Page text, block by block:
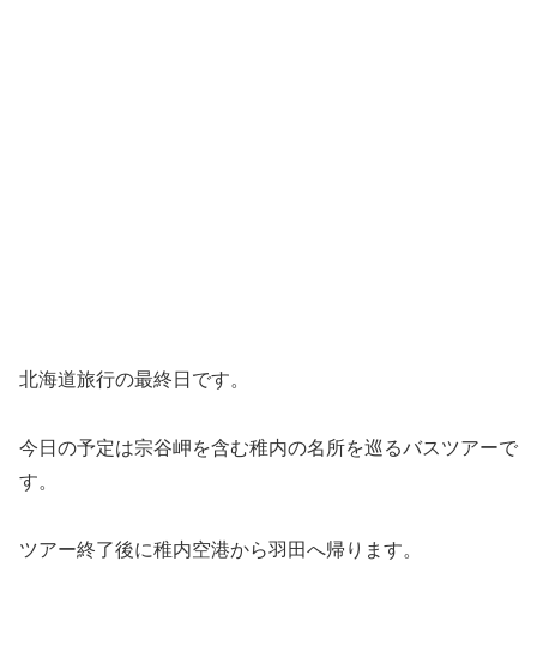
北海道旅行の最終日です。
今日の予定は宗谷岬を含む稚内の名所を巡るバスツアーで
す。
ツアー終了後に稚内空港から羽田へ帰ります。